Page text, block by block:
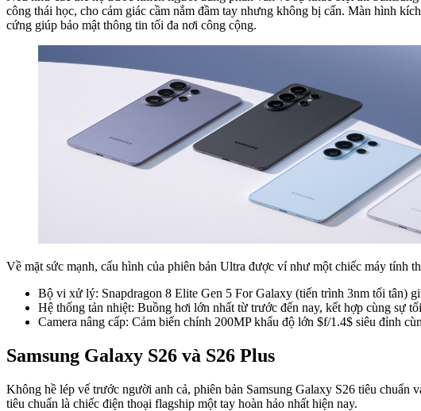
công thái học, cho cảm giác cầm nắm đầm tay nhưng không bị cấn. Màn hình
cứng giúp bảo mật thông tin tối đa nơi công cộng.
Về mặt sức mạnh, cấu hình của phiên bản Ultra được ví như một chiếc máy tính
Bộ vi xử lý: Snapdragon 8 Elite Gen 5 For Galaxy (tiến trình 3nm tối tân)
Hệ thống tản nhiệt: Buồng hơi lớn nhất từ trước đến nay, kết hợp cùng sự
Camera nâng cấp: Cảm biến chính 200MP khẩu độ lớn $f/1.4$ siêu đỉnh
Samsung Galaxy S26 và S26 Plus
Không hề lép vế trước người anh cả, phiên bản Samsung Galaxy S26 tiêu
tiêu chuẩn là chiếc điện thoại flagship một tay hoàn hảo nhất hiện nay.